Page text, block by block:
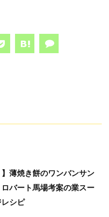
】薄焼き餅のワンバンサン
ロバート馬場考案の業スー
シピ